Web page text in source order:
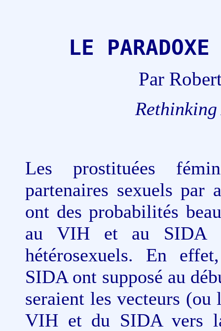
LE
Par
Les prostituées
partenaires sexuels par
ont des probabilités
au VIH et au SIDA
hétérosexuels. En
SIDA ont supposé au
seraient les vecteurs (ou
VIH et du SIDA vers la